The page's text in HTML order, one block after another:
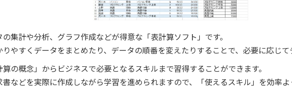
の集計や分析、グラフ作成などが得意な「表計算ソフト」です。
やすくデータをまとめたり、データの順番を変えたりすることで、必要に応じて
の概念」からビジネスで必要となるスキルまで習得することができます。
などを実際に作成しながら学習を進められますので、「使えるスキル」を効率よ